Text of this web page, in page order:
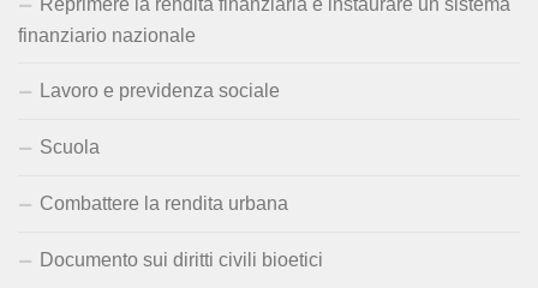
finanziario nazionale
Lavoro e previdenza sociale
Scuola
Combattere la rendita urbana
Documento sui diritti civili bioetici